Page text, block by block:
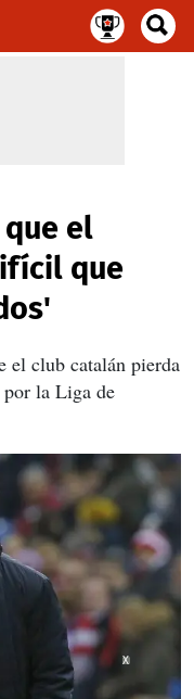
el
que
club catalán pierda
por la Liga de
X